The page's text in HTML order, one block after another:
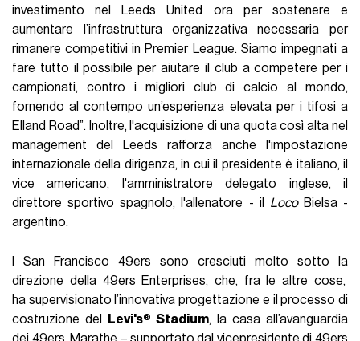
investimento nel Leeds United ora per sostenere e
aumentare l’infrastruttura organizzativa necessaria per
rimanere competitivi in Premier League. Siamo impegnati a
fare tutto il possibile per aiutare il club a competere per i
campionati, contro i migliori club di calcio al mondo,
fornendo al contempo un’esperienza elevata per i tifosi a
Elland Road”. Inoltre, l'acquisizione di una quota così alta nel
management del Leeds rafforza anche l'impostazione
internazionale della dirigenza, in cui il presidente è italiano, il
vice americano, l'amministratore delegato inglese, il
direttore sportivo spagnolo, l'allenatore - il LocoBielsa -
argentino.
I San Francisco 49ers sono cresciuti molto sotto la
direzione della 49ers Enterprises, che, fra le altre cose,
ha supervisionato l’innovativa progettazione e il processo di
costruzione del
Levi's® Stadium, la casa all’avanguardia